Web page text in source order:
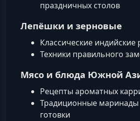
праздничных столов
Лепёшки и зерновые
Классические
Техники правильного
Мясо и блюда Южной
Рецепты ароматных
Традиционные
готовки